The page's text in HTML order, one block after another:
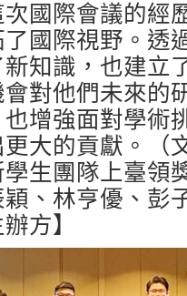
國際會議的經
國際視野。透
知識，也建立
對他們未來的
增強面對學術
大的貢獻。（
生團隊上臺領
、林亨優、彭
方】